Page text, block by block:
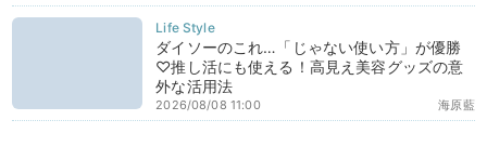
ダイソーのこれ…「じゃない使い方」が優勝
♡推し活にも使える！高見え美容グッズの意
外な活用法
海原藍
2026/08/08 11:00